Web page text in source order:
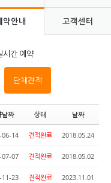
약안내 고객센터
시간 예약
단체견적
날짜 상태 날짜
06-14 견적완료 2018.05.24
07-07 견적완료 2018.05.02
11-23 견적완료 2023.11.01